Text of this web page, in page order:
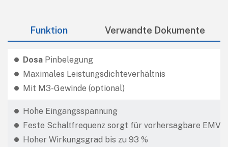
Funktion Verwandte Dokumente
Dosa Pinbelegung
Maximales Leistungsdichteverhältnis
Mit M3-Gewinde (optional)
Hohe Eingangsspannung
Feste Schaltfrequenz sorgt für vorhersagbare EMV
Hoher Wirkungsgrad bis zu 93 %